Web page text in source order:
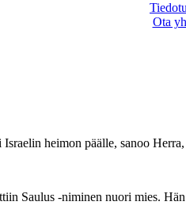
Ota
heimon päälle, sanoo
Saulus -niminen nuori mies.